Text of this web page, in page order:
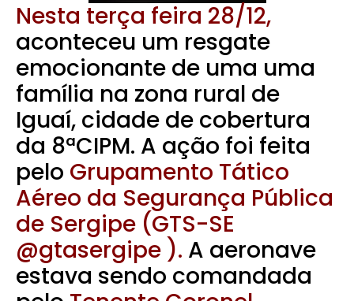
Nesta terça feira 28/12,
aconteceu um resgate
emocionante de uma uma
família na zona rural de
Iguaí, cidade de cobertura
da 8ªCIPM. A ação foi feita
pelo Grupamento Tático
Aéreo da Segurança Pública
de Sergipe (GTS-SE
@gtasergipe ). A aeronave
estava sendo comandada